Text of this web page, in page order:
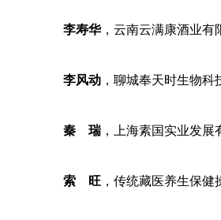
李寿华，云南云满康酒业有
李风动 ，聊城奉天时生物科
秦 瑞，上海素国实业发展
索 旺 ，传统藏医养生保